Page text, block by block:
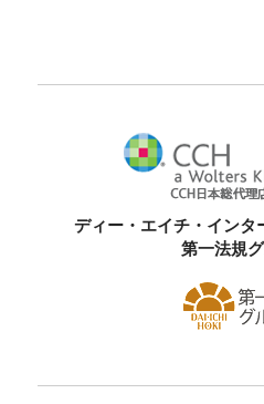
ディー・エイチ・インタ
第一法規